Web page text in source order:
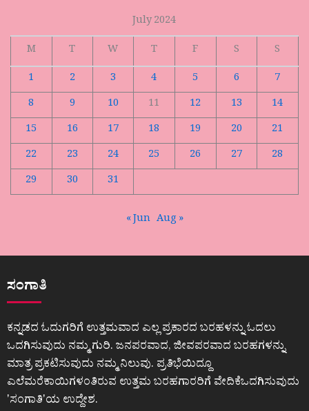
July 2024
M
T W T F S
S
1
2 3 4 5 6
7
8
9 10 11 12 13
14
15
16 17 18 19 20
21
22
23 24 25 26 27
28
29
30 31
« Jun Aug »
ಸಂಗಾತಿ
ಕನ್ನಡದ ಓದುಗರಿಗೆ ಉತ್ತಮವಾದ ಎಲ್ಲ ಪ್ರಕಾರದ ಬರಹಳನ್ನು ಓದಲು
ಒದಗಿಸುವುದು ನಮ್ಮ ಗುರಿ. ಜನಪರವಾದ, ಜೀವಪರವಾದ ಬರಹಗಳನ್ನು
ಮಾತ್ರ ಪ್ರಕಟಿಸುವುದು ನಮ್ಮ ನಿಲುವು. ಪ್ರತಿಭೆಯಿದ್ದೂ
ಎಲೆಮರೆಕಾಯಿಗಳಂತಿರುವ ಉತ್ತಮ ಬರಹಗಾರರಿಗೆ ವೇದಿಕೆಒದಗಿಸುವುದು
ʼಸಂಗಾತಿʼಯ ಉದ್ದೇಶ.